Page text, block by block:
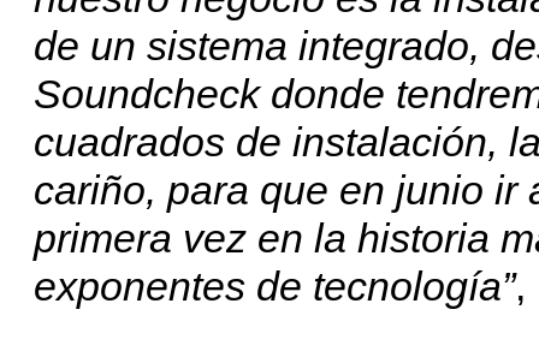
de un sistema integrado,
Soundcheck donde
cuadrados de instalación,
cariño, para que en junio ir
primera vez en la historia
exponentes de tecnología”,